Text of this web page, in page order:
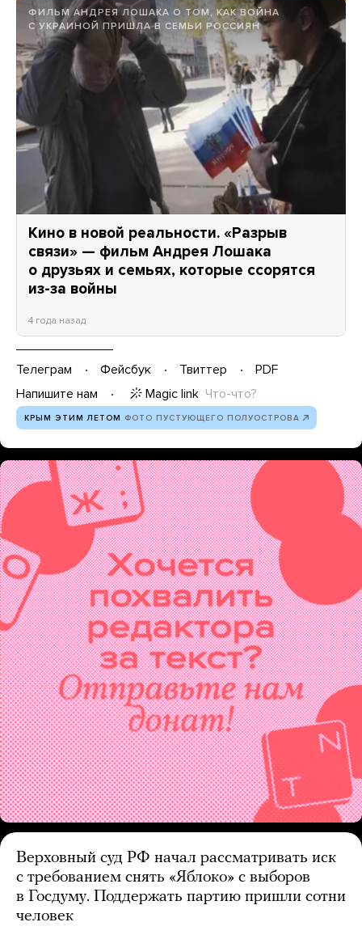
ФИЛЬМ АНДРЕЯ ЛОШАКА О ТОМ, КАК ВОЙНА
С УКРАИНОЙ ПРИШЛА В СЕМЬИ РОССИЯН
Кино в новой реальности. «Разрыв
связи» — фильм Андрея Лошака
о друзьях и семьях, которые ссорятся
из-за войны
4 года назад
Телеграм Фейсбук Твиттер
PDF
Напишите нам
Magic link Что-что?
КРЫМ ЭТИМ ЛЕТОМ ФОТО ПУСТУЮЩЕГО ПОЛУОСТРОВА
Верховный суд РФ начал рассматривать иск
с требованием снять «Яблоко» с выборов
в Госдуму. Поддержать партию пришли сотни
человек